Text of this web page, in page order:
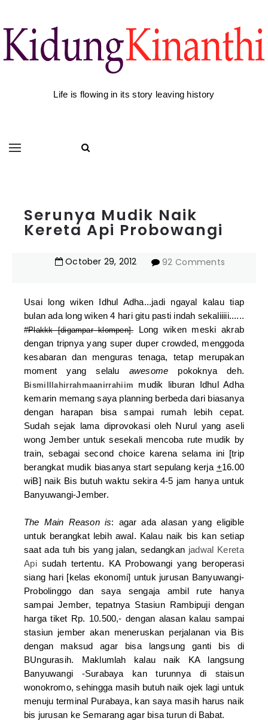
Life is flowing in its story leaving history
Serunya Mudik Naik
Kereta Api Probowangi
October 29, 2012 92 Comments
Usai long wiken Idhul Adha...jadi ngayal kalau tiap
bulan ada long wiken 4 hari gitu pasti indah sekaliiiii......
#Plakkk [digampar klompen].Long wiken meski akrab
dengan tripnya yang super duper crowded, menggoda
kesabaran dan menguras tenaga, tetap merupakan
moment yang selalu awesome pokoknya deh.
Bismilllahirrahmaanirrahiim
mudik liburan Idhul Adha
kemarin memang saya planning berbeda dari biasanya
dengan harapan bisa sampai rumah lebih cepat.
Sudah sejak lama diprovokasi oleh Nurul yang aseli
wong Jember untuk sesekali mencoba rute mudik by
train, sebagai second choice karena selama ini [trip
berangkat mudik biasanya start sepulang kerja +16.00
wiB] naik Bis butuh waktu sekira 4-5 jam hanya untuk
Banyuwangi-Jember.
The Main Reason is: agar ada alasan yang eligible
untuk berangkat lebih awal. Kalau naik bis kan setiap
saat ada tuh bis yang jalan, sedangkan jadwal Kereta
Apisudah tertentu. KA Probowangi yang beroperasi
siang hari [kelas ekonomi] untuk jurusan Banyuwangi-
Probolinggo dan saya sengaja ambil rute hanya
sampai Jember, tepatnya Stasiun Rambipuji dengan
harga tiket Rp. 10.500,- dengan alasan kalau sampai
stasiun jember akan meneruskan perjalanan via Bis
dengan maksud agar bisa langsung ganti bis di
BUngurasih. Maklumlah kalau naik KA langsung
Banyuwangi -Surabaya kan turunnya di staisun
wonokromo, sehingga masih butuh naik ojek lagi untuk
menuju terminal Purabaya, kan saya masih harus naik
bis jurusan ke Semarang agar bisa turun di Babat.